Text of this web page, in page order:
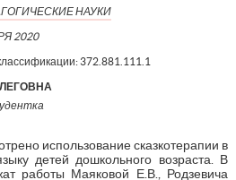
НАУКИ
2020
372.881.111.1
использование сказкотерапии в
детей дошкольного возраста. В
работы Маяковой Е.В., Родзевича